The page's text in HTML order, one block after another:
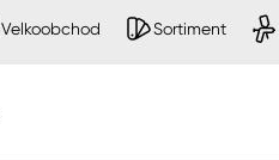
Velkoobchod Sortiment